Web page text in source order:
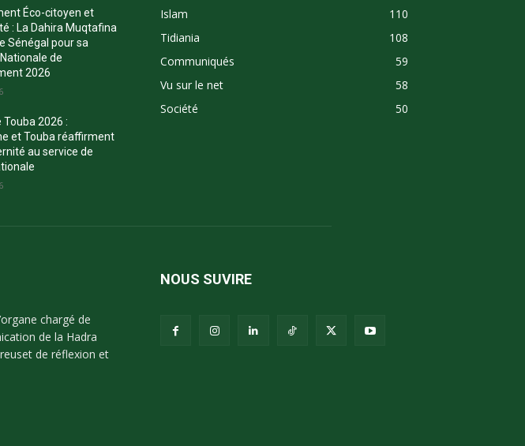
Éco-citoyen et
: La Dahira Muqtafina
Sénégal pour sa
de
2026
Touba 2026 :
et Touba réaffirment
au service de
Islam
110
Tidiania
108
Communiqués
59
Vu sur le net
58
Société
50
chargé de
de la Hadra
de réflexion et
NOUS SUVIRE